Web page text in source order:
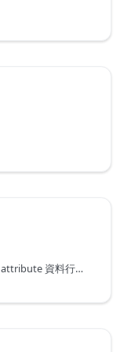
指定一組代表屬性/值組的資料行之後，將 attribute 資料行中的資料輪換成資料行標題。